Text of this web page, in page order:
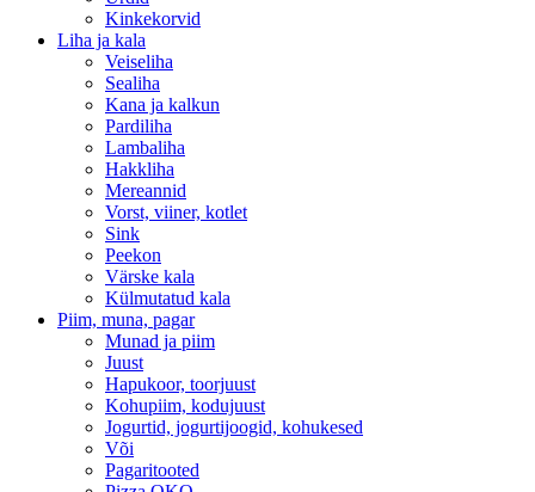
Kinkekorvid
Liha ja kala
Veiseliha
Sealiha
Kana ja kalkun
Pardiliha
Lambaliha
Hakkliha
Mereannid
Vorst, viiner, kotlet
Sink
Peekon
Värske kala
Külmutatud kala
Piim, muna, pagar
Munad ja piim
Juust
Hapukoor, toorjuust
Kohupiim, kodujuust
Jogurtid, jogurtijoogid, kohukesed
Või
Pagaritooted